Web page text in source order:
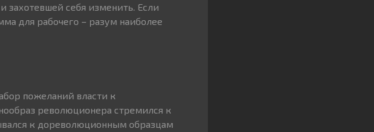
захотевшей себя изменить. Если
для рабочего – разум наиболее
пожеланий власти к
революционера стремился к
к дореволюционным образцам